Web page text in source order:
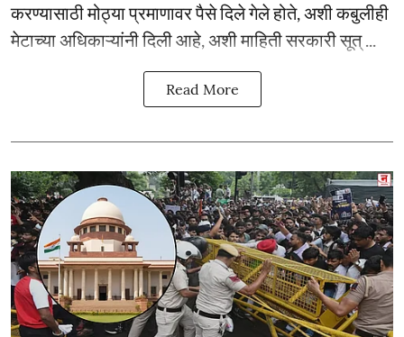
करण्यासाठी मोठ्या प्रमाणावर पैसे दिले गेले होते, अशी कबुलीही
मेटाच्या अधिकाऱ्यांनी दिली आहे, अशी माहिती सरकारी सूत् ...
Read More